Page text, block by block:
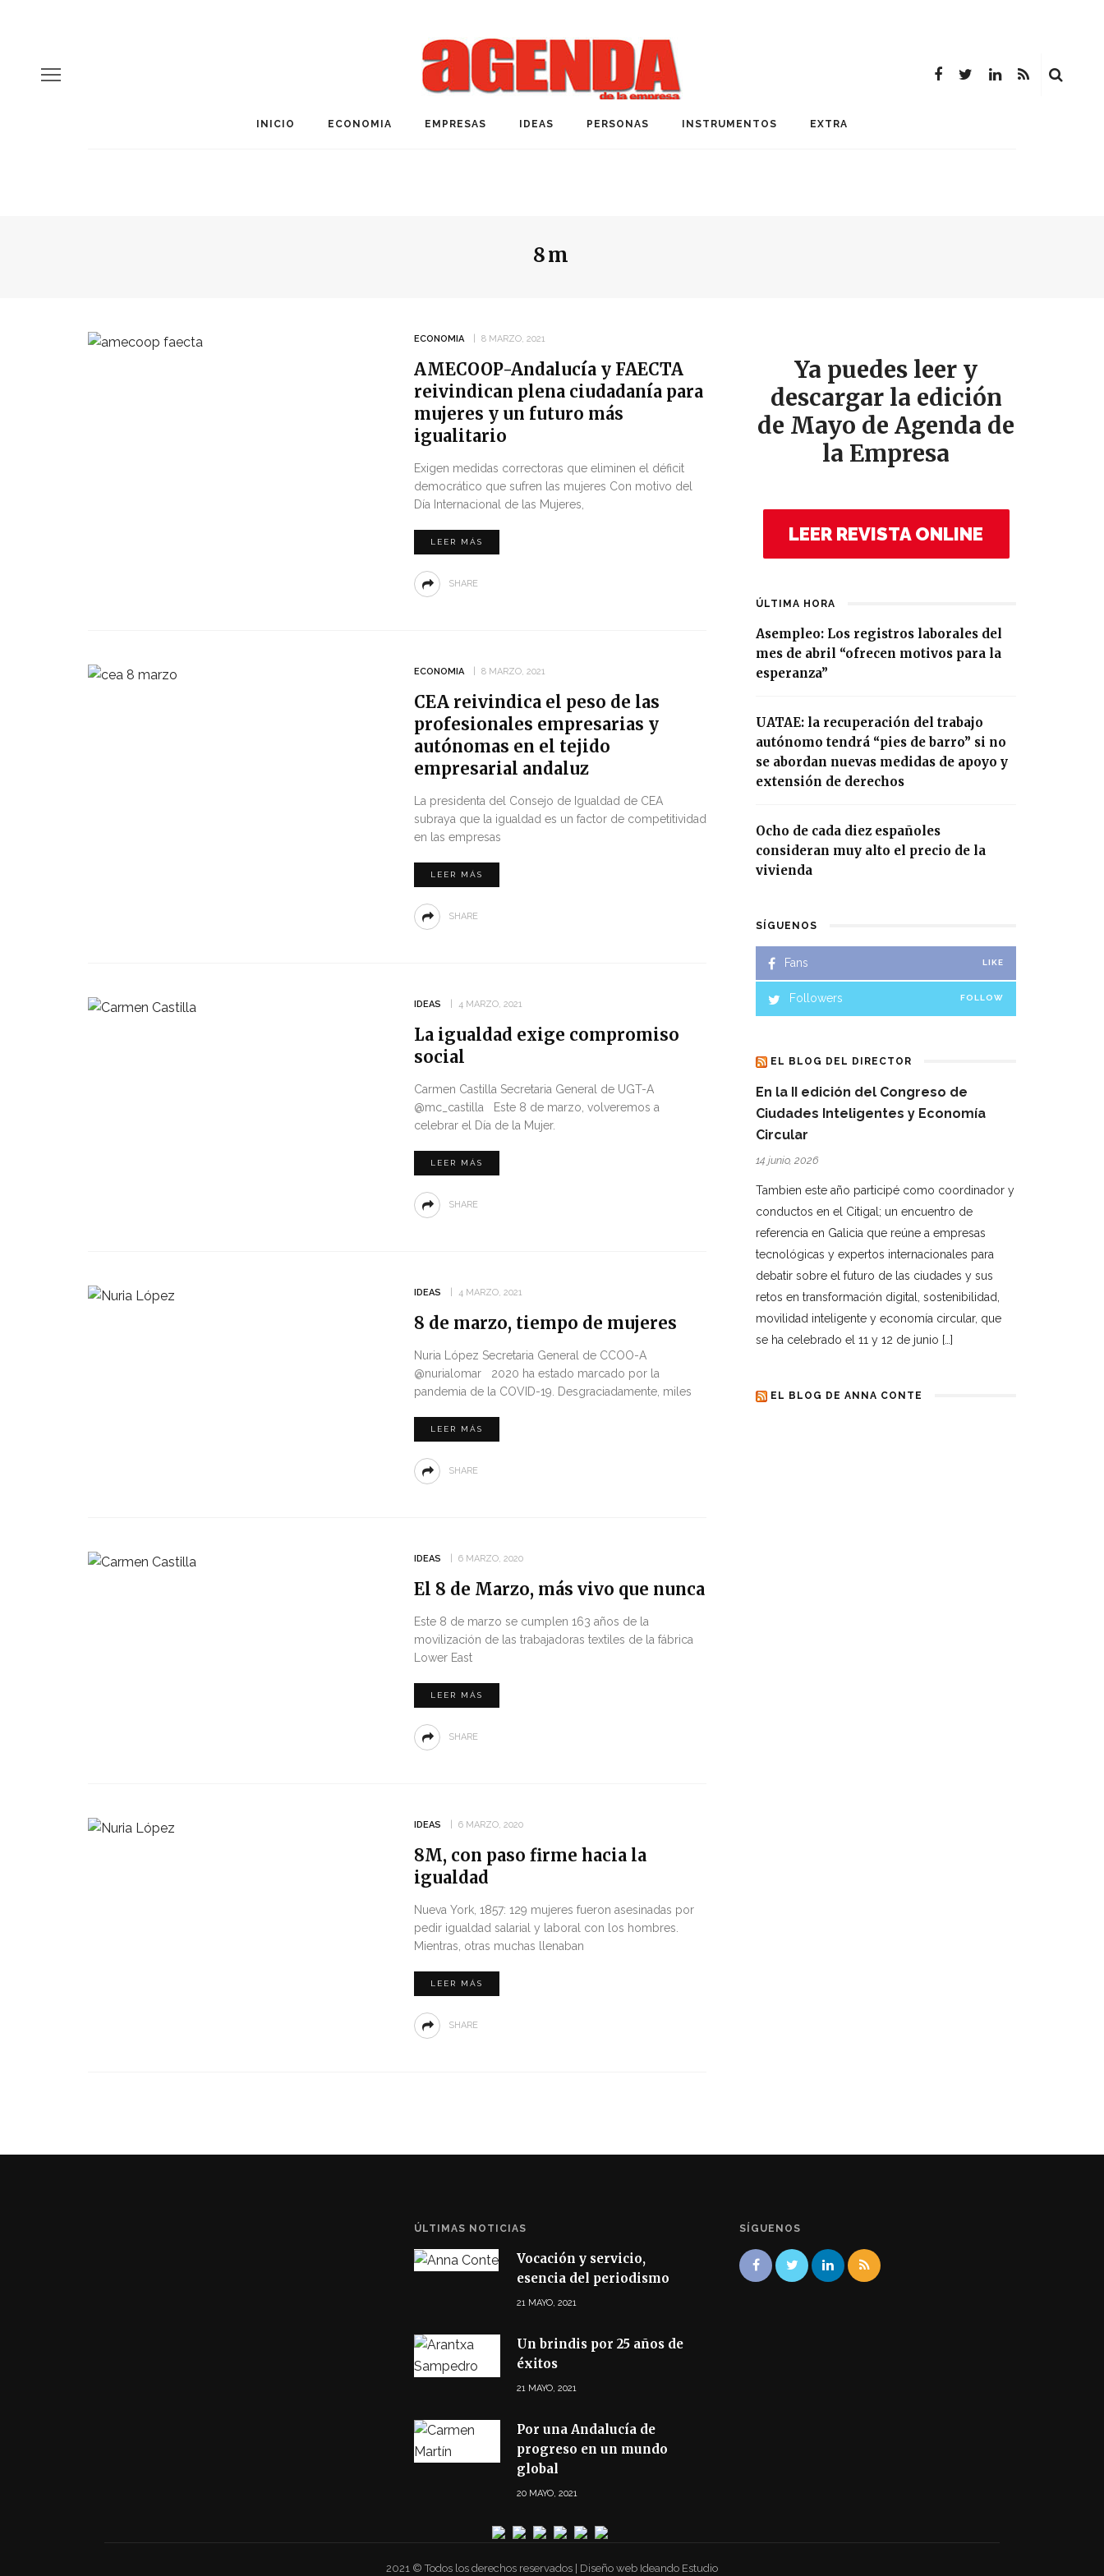
INICIO ECONOMIA EMPRESAS IDEAS PERSONAS INSTRUMENTOS EXTRA
8m
ECONOMIA 8 MARZO, 2021
AMECOOP-Andalucía y FAECTA
reivindican plena ciudadanía para
mujeres y un futuro más
igualitario
Exigen medidas correctoras que eliminen el déficit
democrático que sufren las mujeres Con motivo del
Día Internacional de las Mujeres,
LEER MÁS
SHARE
ECONOMIA 8 MARZO, 2021
CEA reivindica el peso de las
profesionales empresarias y
autónomas en el tejido
empresarial andaluz
La presidenta del Consejo de Igualdad de CEA
subraya que la igualdad es un factor de competitividad
en las empresas
LEER MÁS
SHARE
IDEAS 4 MARZO, 2021
La igualdad exige compromiso
social
Carmen Castilla Secretaria General de UGT-A
@mc_castilla Este 8 de marzo, volveremos a
celebrar el Día de la Mujer.
LEER MÁS
SHARE
IDEAS 4 MARZO, 2021
8 de marzo, tiempo de mujeres
Nuria López Secretaria General de CCOO-A
@nurialomar 2020 ha estado marcado por la
pandemia de la COVID-19. Desgraciadamente, miles
LEER MÁS
SHARE
IDEAS 6 MARZO, 2020
El 8 de Marzo, más vivo que nunca
Este 8 de marzo se cumplen 163 años de la
movilización de las trabajadoras textiles de la fábrica
Lower East
LEER MÁS
SHARE
IDEAS 6 MARZO, 2020
8M, con paso firme hacia la
igualdad
Nueva York, 1857: 129 mujeres fueron asesinadas por
pedir igualdad salarial y laboral con los hombres.
Mientras, otras muchas llenaban
LEER MÁS
SHARE
Ya puedes leer y
descargar la edición
de Mayo de Agenda de
la Empresa
LEER REVISTA ONLINE
ÚLTIMA HORA
Asempleo: Los registros laborales del
mes de abril “ofrecen motivos para la
esperanza”
UATAE: la recuperación del trabajo
autónomo tendrá “pies de barro” si no
se abordan nuevas medidas de apoyo y
extensión de derechos
Ocho de cada diez españoles
consideran muy alto el precio de la
vivienda
SÍGUENOS
Fans LIKE
Followers FOLLOW
EL BLOG DEL DIRECTOR
En la II edición del Congreso de
Ciudades Inteligentes y Economía
Circular
14 junio, 2026
Tambien este año participé como coordinador y
conductos en el Citigal; un encuentro de
referencia en Galicia que reúne a empresas
tecnológicas y expertos internacionales para
debatir sobre el futuro de las ciudades y sus
retos en transformación digital, sostenibilidad,
movilidad inteligente y economía circular, que
se ha celebrado el 11 y 12 de junio […]
EL BLOG DE ANNA CONTE
ÚLTIMAS NOTICIAS
Vocación y servicio,
esencia del periodismo
21 MAYO, 2021
Un brindis por 25 años de
éxitos
21 MAYO, 2021
Por una Andalucía de
progreso en un mundo
global
20 MAYO, 2021
SÍGUENOS
2021 © Todos los derechos reservados | Diseño web Ideando Estudio